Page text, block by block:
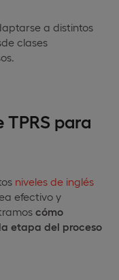
a distintos
clases
para
niveles de inglés
efectivo y
cómo
etapa del proceso